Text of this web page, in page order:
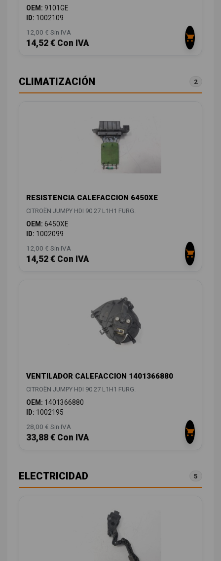
OEM: 9101GE
ID: 1002109
12,00 € Sin IVA
14,52 € Con IVA
CLIMATIZACIÓN 2
RESISTENCIA CALEFACCION 6450XE
CITROËN JUMPY HDI 90 27 L1H1 FURG.
OEM: 6450XE
ID: 1002099
12,00 € Sin IVA
14,52 € Con IVA
VENTILADOR CALEFACCION 1401366880
CITROËN JUMPY HDI 90 27 L1H1 FURG.
OEM: 1401366880
ID: 1002195
28,00 € Sin IVA
33,88 € Con IVA
ELECTRICIDAD 5